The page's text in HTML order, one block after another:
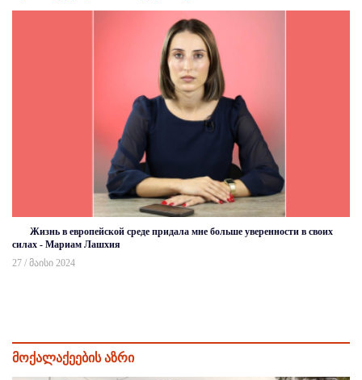
Жизнь в европейской среде придала мне больше уверенности в своих
силах - Мариам Лашхия
27 / მაისი 2024
მოქალაქეების აზრი